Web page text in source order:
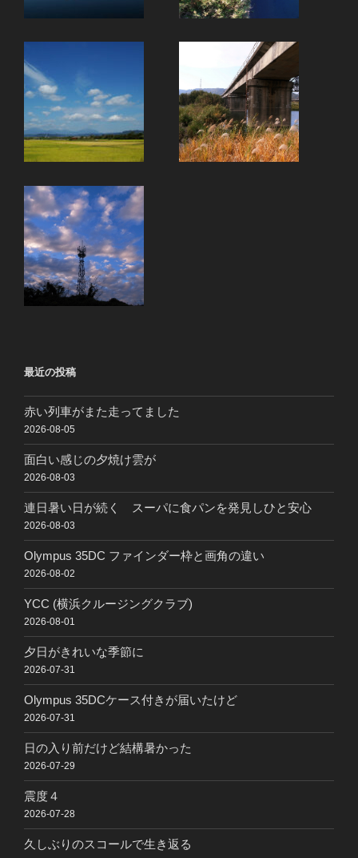
最近の投稿
赤い列車がまた走ってました
2026-08-05
面白い感じの夕焼け雲が
2026-08-03
連日暑い日が続く スーパに食パンを発見しひと安心
2026-08-03
Olympus 35DC ファインダー枠と画角の違い
2026-08-02
YCC (横浜クルージングクラブ)
2026-08-01
夕日がきれいな季節に
2026-07-31
Olympus 35DCケース付きが届いたけど
2026-07-31
日の入り前だけど結構暑かった
2026-07-29
震度４
2026-07-28
久しぶりのスコールで生き返る